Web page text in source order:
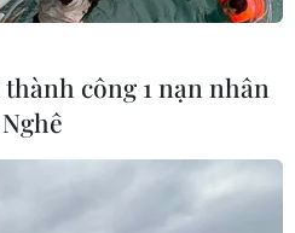
công 1 nạn nhân